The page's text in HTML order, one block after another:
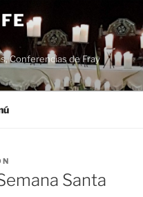
Conferencias de Fray
Santa